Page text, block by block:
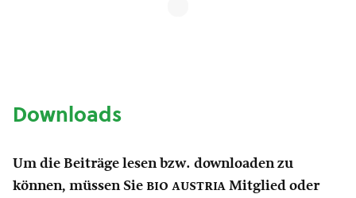
Downloads
Um die Beiträge lesen bzw. downloaden zu
können, müssen Sie bio austria Mitglied oder